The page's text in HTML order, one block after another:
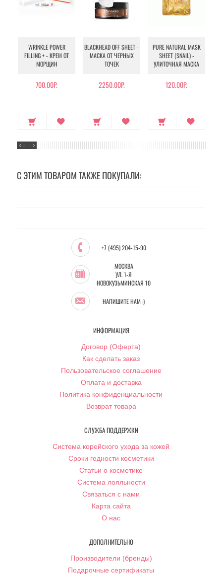
WRINKLE POWER
FILLING + - КРЕМ ОТ
МОРЩИН
700.00Р.
BLACKHEAD OFF SHEET -
МАСКА ОТ ЧЕРНЫХ
ТОЧЕК
2250.00Р.
PURE NATURAL MASK
SHEET (SNAIL) -
УЛИТОЧНАЯ МАСКА
120.00Р.
С ЭТИМ ТОВАРОМ ТАКЖЕ ПОКУПАЛИ:
+7 (495) 204-15-90
МОСКВА
УЛ. 1-Я
НОВОКУЗЬМИНСКАЯ 10
НАПИШИТЕ НАМ :)
ИНФОРМАЦИЯ
Договор (Оферта)
Как сделать заказ
Пользовательское соглашение
Оплата и доставка
Политика конфиденциальности
Возврат товара
СЛУЖБА ПОДДЕРЖКИ
Система корейского ухода за кожей
Сроки годности косметики
Статьи о косметике
Система лояльности
Связаться с нами
Карта сайта
О нас
ДОПОЛНИТЕЛЬНО
Производители (бренды)
Подарочные сертификаты